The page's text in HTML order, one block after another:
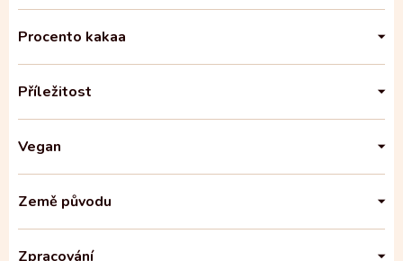
Procento kakaa
Příležitost
Vegan
Země původu
Zpracování